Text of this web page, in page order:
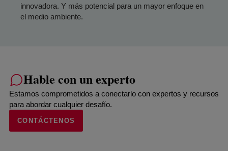
innovadora. Y más potencial para un mayor enfoque en
el medio ambiente.
Hable con un experto
Estamos comprometidos a conectarlo con expertos y recursos
para abordar cualquier desafío.
CONTÁCTENOS